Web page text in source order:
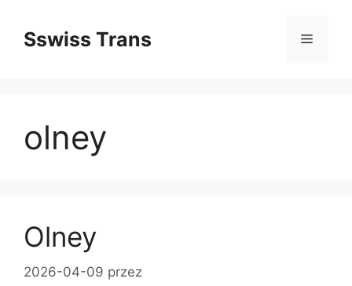
treściSswiss Trans Menu
olney
Olney
2026-04-09 przez